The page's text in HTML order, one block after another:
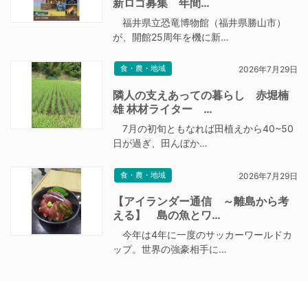
福井県立恐竜博物館（福井県勝山市）
が、開館25周年を機に新…
食・農・地域 2026年7月29日
隣人の支えあっての暮らし 赤堀楠
雄 林材ライター …
7月の初旬ともなれば田植えから40~50
日が過ぎ、田んぼか…
食・農・地域 2026年7月29日
【アイランダー通信 ～離島から考
える】 島の魚とワ…
今年は4年に一度のサッカーワールドカ
ップ。世界の強豪相手に…